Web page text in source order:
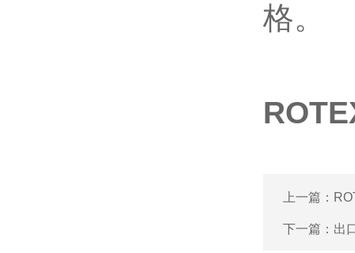
格。
上一篇：
下一篇： 出